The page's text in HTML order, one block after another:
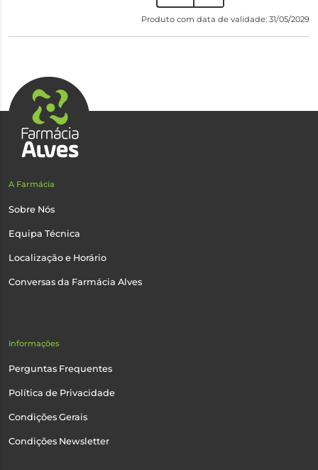
Produto com data de validade: 31/05/2029
A Farmácia
Sobre Nós
Equipa Técnica
Localização e Horário
Conversas da Farmácia Alves
Informações
Perguntas Frequentes
Política de Privacidade
Condições Gerais
Condições Newsletter